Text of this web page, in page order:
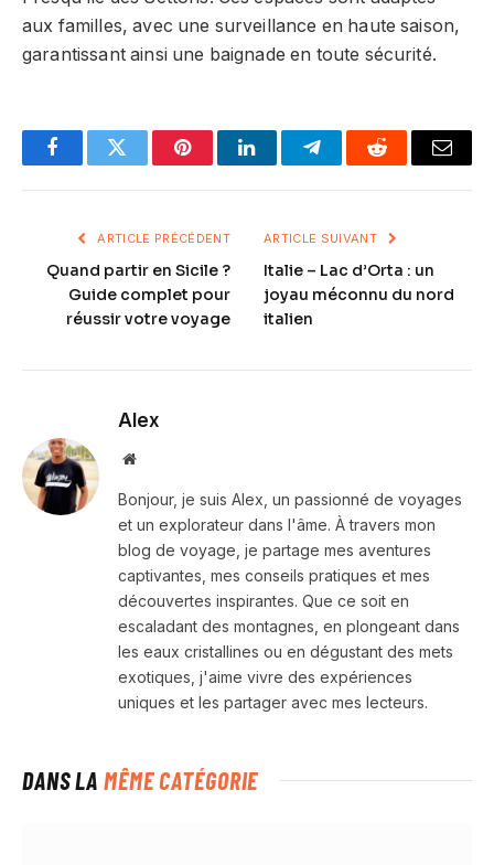
aux familles, avec une surveillance en haute saison,
garantissant ainsi une baignade en toute sécurité.
FacebookTwitter PinterestLinkedInTelegramReddit Email
ARTICLE PRÉCÉDENT
Quand partir en Sicile ?
Guide complet pour
réussir votre voyage
ARTICLE SUIVANT
Italie – Lac d’Orta : un
joyau méconnu du nord
italien
Alex
Website
Bonjour, je suis Alex, un passionné de voyages
et un explorateur dans l'âme. À travers mon
blog de voyage, je partage mes aventures
captivantes, mes conseils pratiques et mes
découvertes inspirantes. Que ce soit en
escaladant des montagnes, en plongeant dans
les eaux cristallines ou en dégustant des mets
exotiques, j'aime vivre des expériences
uniques et les partager avec mes lecteurs.
DANS LAMÊME CATÉGORIE